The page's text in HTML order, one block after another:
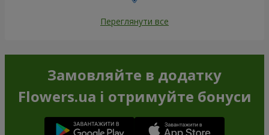
Переглянути все
Замовляйте в додатку
Flowers.ua і отримуйте бонуси